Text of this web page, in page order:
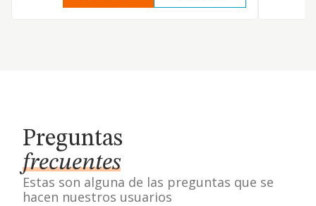
Preguntas
frecuentes
Estas son alguna de las preguntas que se
hacen nuestros usuarios